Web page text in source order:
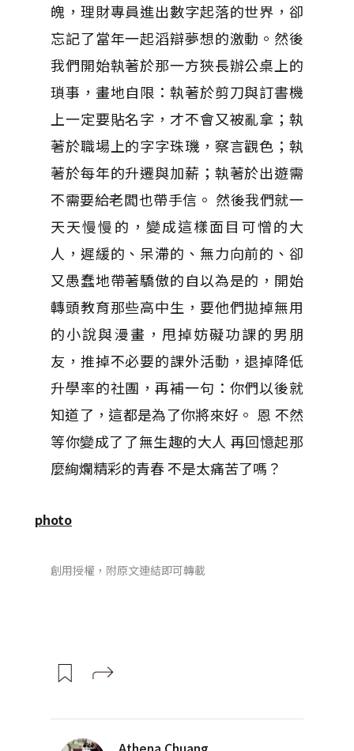
魄，理財專員進出數字起落的世界，卻
忘記了當年一起滔辯夢想的激動。然後
我們開始執著於那一方狹長辦公桌上的
瑣事，畫地自限：執著於剪刀與訂書機
上一定要貼名字，才不會又被亂拿；執
著於職場上的字字珠璣，察言觀色；執
著於每年的升遷與加薪；執著於出遊需
不需要給老闆也帶手信。 然後我們就一
天天慢慢的，變成這樣面目可憎的大
人，遲緩的、呆滯的、無力向前的、卻
又愚蠢地帶著驕傲的自以為是的，開始
轉頭教育那些高中生，要他們拋掉無用
的小說與漫畫，甩掉妨礙功課的男朋
友，推掉不必要的課外活動，退掉降低
升學率的社團，再補一句：你們以後就
知道了，這都是為了你將來好。 恩 不然
等你變成了了無生趣的大人 再回憶起那
麼絢爛精彩的青春 不是太痛苦了嗎？
photo
創用授權，附原文連結即可轉載